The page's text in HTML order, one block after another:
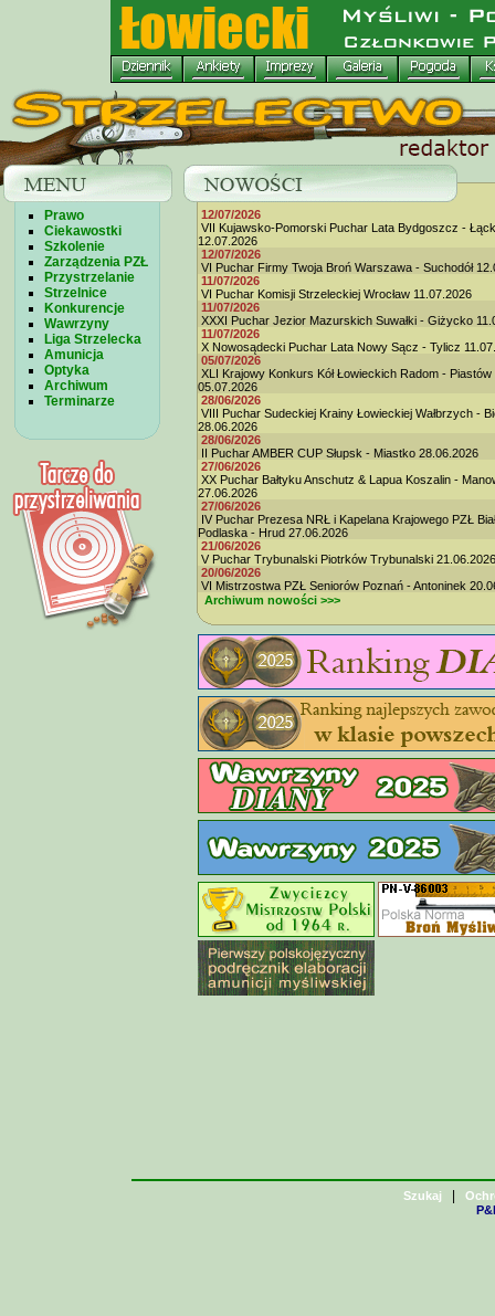
Prawo
Ciekawostki
Szkolenie
Zarządzenia PZŁ
Przystrzelanie
Strzelnice
Konkurencje
Wawrzyny
Liga Strzelecka
Amunicja
Optyka
Archiwum
Terminarze
12/07/2026
VII Kujawsko-Pomorski Puchar Lata Bydgoszcz -
12.07.2026
12/07/2026
VI Puchar Firmy Twoja Broń Warszawa - Suchodół
11/07/2026
VI Puchar Komisji Strzeleckiej Wrocław 11.07.2026
11/07/2026
XXXI Puchar Jezior Mazurskich Suwałki - Giżycko
11/07/2026
X Nowosądecki Puchar Lata Nowy Sącz - Tylicz
05/07/2026
XLI Krajowy Konkurs Kół Łowieckich Radom - Piastów
05.07.2026
28/06/2026
VIII Puchar Sudeckiej Krainy Łowieckiej Wałbrzych -
28.06.2026
28/06/2026
II Puchar AMBER CUP Słupsk - Miastko 28.06.2026
27/06/2026
XX Puchar Bałtyku Anschutz & Lapua Koszalin -
27.06.2026
27/06/2026
IV Puchar Prezesa NRŁ i Kapelana Krajowego PZŁ
Podlaska - Hrud 27.06.2026
21/06/2026
V Puchar Trybunalski Piotrków Trybunalski 21.06.2026
20/06/2026
VI Mistrzostwa PZŁ Seniorów Poznań - Antoninek
Archiwum nowości >>>
Szukaj